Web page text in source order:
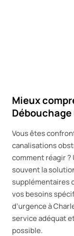
Mieux
Vous êtes
canalisations
comment réagir ?
souvent la
supplémentaires
vos besoins
d’urgence à
service adéquat
possible.